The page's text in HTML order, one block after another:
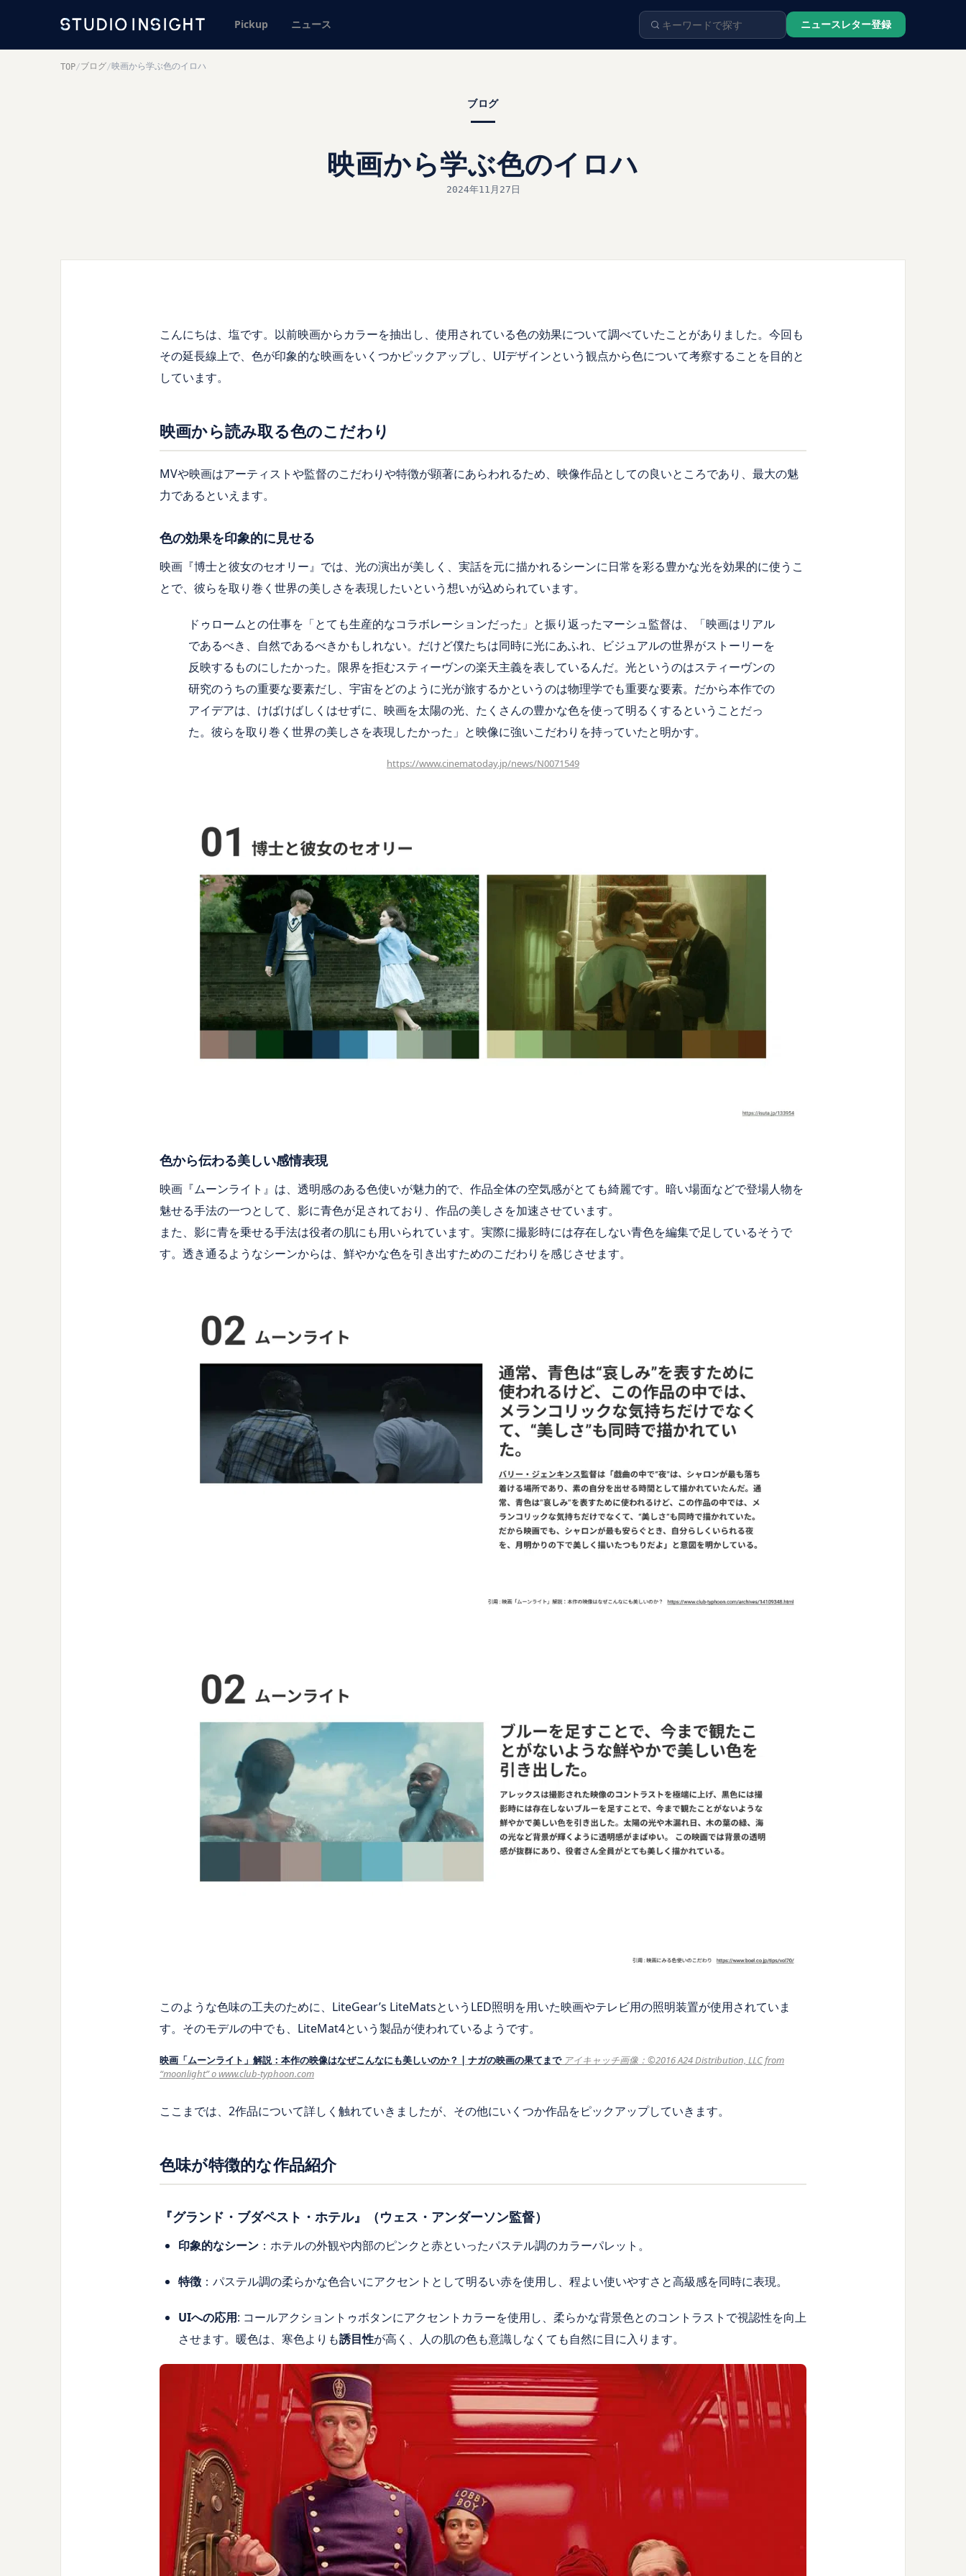
Pickup ニュース ニュースレター登録
TOP/ブログ/映画から学ぶ色のイロハ
ブログ
映画から学ぶ色のイロハ
2024年11月27日
こんにちは、塩です。以前映画からカラーを抽出し、使用されている色の効果について調べていたことがありました。今回も
その延長線上で、色が印象的な映画をいくつかピックアップし、UIデザインという観点から色について考察することを目的と
しています。
映画から読み取る色のこだわり
MVや映画はアーティストや監督のこだわりや特徴が顕著にあらわれるため、映像作品としての良いところであり、最大の魅
力であるといえます。
色の効果を印象的に見せる
映画『博士と彼女のセオリー』では、光の演出が美しく、実話を元に描かれるシーンに日常を彩る豊かな光を効果的に使うこ
とで、彼らを取り巻く世界の美しさを表現したいという想いが込められています。
ドゥロームとの仕事を「とても生産的なコラボレーションだった」と振り返ったマーシュ監督は、「映画はリアル
であるべき、自然であるべきかもしれない。だけど僕たちは同時に光にあふれ、ビジュアルの世界がストーリーを
反映するものにしたかった。限界を拒むスティーヴンの楽天主義を表しているんだ。光というのはスティーヴンの
研究のうちの重要な要素だし、宇宙をどのように光が旅するかというのは物理学でも重要な要素。だから本作での
アイデアは、けばけばしくはせずに、映画を太陽の光、たくさんの豊かな色を使って明るくするということだっ
た。彼らを取り巻く世界の美しさを表現したかった」と映像に強いこだわりを持っていたと明かす。
https://www.cinematoday.jp/news/N0071549
色から伝わる美しい感情表現
映画『ムーンライト』は、透明感のある色使いが魅力的で、作品全体の空気感がとても綺麗です。暗い場面などで登場人物を
魅せる手法の一つとして、影に青色が足されており、作品の美しさを加速させています。
また、影に青を乗せる手法は役者の肌にも用いられています。実際に撮影時には存在しない青色を編集で足しているそうで
す。透き通るようなシーンからは、鮮やかな色を引き出すためのこだわりを感じさせます。
このような色味の工夫のために、LiteGear’s LiteMatsというLED照明を用いた映画やテレビ用の照明装置が使用されていま
す。そのモデルの中でも、LiteMat4という製品が使われているようです。
映画「ムーンライト」解説：本作の映像はなぜこんなにも美しいのか？ | ナガの映画の果てまで アイキャッチ画像：©2016 A24 Distribution, LLC from
“moonlight” owww.club-typhoon.com
ここまでは、2作品について詳しく触れていきましたが、その他にいくつか作品をピックアップしていきます。
色味が特徴的な作品紹介
『グランド・ブダペスト・ホテル』（ウェス・アンダーソン監督）
印象的なシーン：ホテルの外観や内部のピンクと赤といったパステル調のカラーパレット。
特徴：パステル調の柔らかな色合いにアクセントとして明るい赤を使用し、程よい使いやすさと高級感を同時に表現。
UIへの応用: コールアクショントゥボタンにアクセントカラーを使用し、柔らかな背景色とのコントラストで視認性を向上
させます。暖色は、寒色よりも誘目性が高く、人の肌の色も意識しなくても自然に目に入ります。